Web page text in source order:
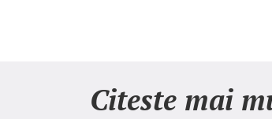
Citeste mai